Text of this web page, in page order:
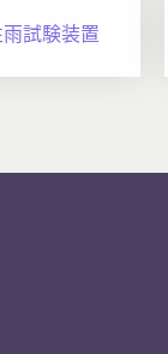
試験装置